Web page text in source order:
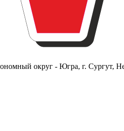
округ - Югра, г. Сургут,